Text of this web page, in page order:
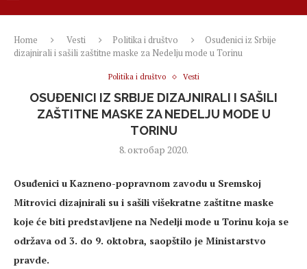
Home Vesti Politika i društvo
Osuđenici iz Srbije
dizajnirali i sašili zaštitne maske za Nedelju mode u Torinu
Politika i društvo Vesti
OSUĐENICI IZ SRBIJE DIZAJNIRALI I SAŠILI
ZAŠTITNE MASKE ZA NEDELJU MODE U
TORINU
8. октобар 2020.
Osuđenici u Kazneno-popravnom zavodu u Sremskoj
Mitrovici dizajnirali su i sašili višekratne zaštitne maske
koje će biti predstavljene na Nedelji mode u Torinu koja se
održava od 3. do 9. oktobra, saopštilo je Ministarstvo
pravde.